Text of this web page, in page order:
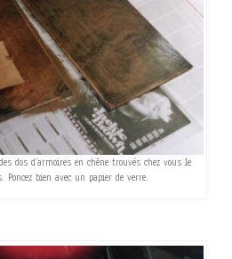
dos d’armoires en chêne trouvés chez vous le
Poncez bien avec un papier de verre.